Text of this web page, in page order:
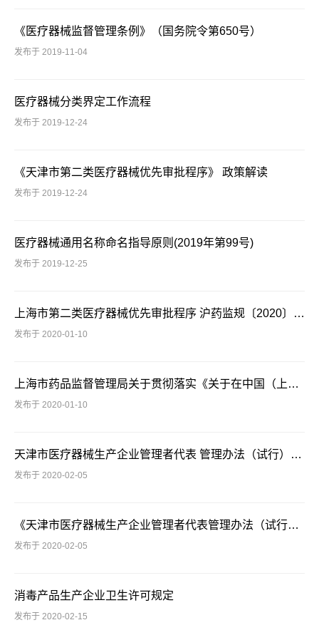
《医疗器械监督管理条例》（国务院令第650号）
发布于 2019-11-04
医疗器械分类界定工作流程
发布于 2019-12-24
《天津市第二类医疗器械优先审批程序》 政策解读
发布于 2019-12-24
医疗器械通用名称命名指导原则(2019年第99号)
发布于 2019-12-25
上海市第二类医疗器械优先审批程序 沪药监规〔2020〕1号
发布于 2020-01-10
上海市药品监督管理局关于贯彻落实《关于在中国（上海）自由贸易试验区开展“证照分离”改革全覆盖试点的实施方案》的工作方案 沪药监法〔2020〕3号
发布于 2020-01-10
天津市医疗器械生产企业管理者代表 管理办法（试行）【2017.12.29】
发布于 2020-02-05
《天津市医疗器械生产企业管理者代表管理办法（试行）》（简称《办法》）解读
发布于 2020-02-05
消毒产品生产企业卫生许可规定
发布于 2020-02-15